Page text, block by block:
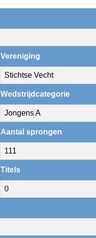
Vereniging
Stichtse Vecht
Wedstrijdcategorie
Jongens A
Aantal sprongen
111
Titels
0